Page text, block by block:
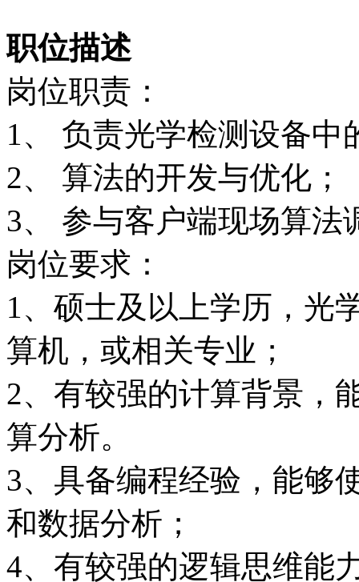
职位描述
岗位职责：
1、 负责光学检测设备
2、 算法的开发与优化；
3、 参与客户端现场算法
岗位要求：
1、硕士及以上学历，光
算机，或相关专业；
2、有较强的计算背景，
算分析。
3、具备编程经验，能够
和数据分析；
4、有较强的逻辑思维能